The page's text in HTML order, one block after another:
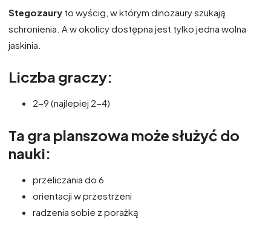
Stegozaury to wyścig, w którym dinozaury szukają
schronienia. A w okolicy dostępna jest tylko jedna wolna
jaskinia.
Liczba graczy:
2-9 (najlepiej 2-4)
Ta gra planszowa może służyć do
nauki:
przeliczania do 6
orientacji w przestrzeni
radzenia sobie z porażką